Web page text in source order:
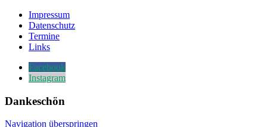
Impressum
Datenschutz
Termine
Links
Facebook
Instagram
Dankeschön
Navigation überspringen